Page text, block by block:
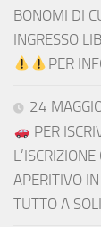
BONOMI DI
INGRESSO
PER
24
PER
APERITIVO
TUTTO A